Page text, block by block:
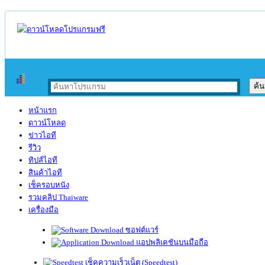
หน้าแรก
ดาวน์โหลด
ข่าวไอที
รีวิว
ทิปส์ไอที
สินค้าไอที
เช็ครอบหนัง
รวมคลิป Thaiware
เครื่องมือ
ซอฟต์แวร์
แอปพลิเคชันบนมือถือ
เช็คความเร็วเน็ต (Speedtest)